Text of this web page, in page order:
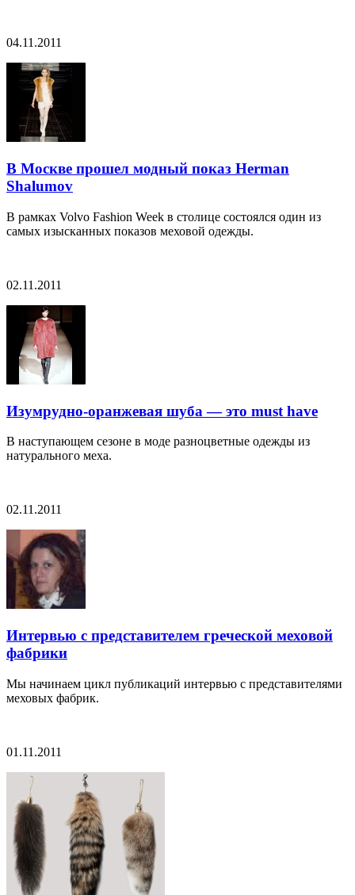
04.11.2011
В Москве прошел модный показ Herman
Shalumov
В рамках Volvo Fashion Week в столице состоялся один из
самых изысканных показов меховой одежды.
02.11.2011
Изумрудно-оранжевая шуба — это must have
В наступающем сезоне в моде разноцветные одежды из
натурального меха.
02.11.2011
Интервью с представителем греческой меховой
фабрики
Мы начинаем цикл публикаций интервью с представителями
меховых фабрик.
01.11.2011